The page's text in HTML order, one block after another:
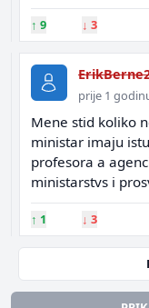
↑ 9 ↓ 3
prije 1
Mene stid koliko
ministar imaju
profesora a
ministarstvs i
↑ 1 ↓ 3